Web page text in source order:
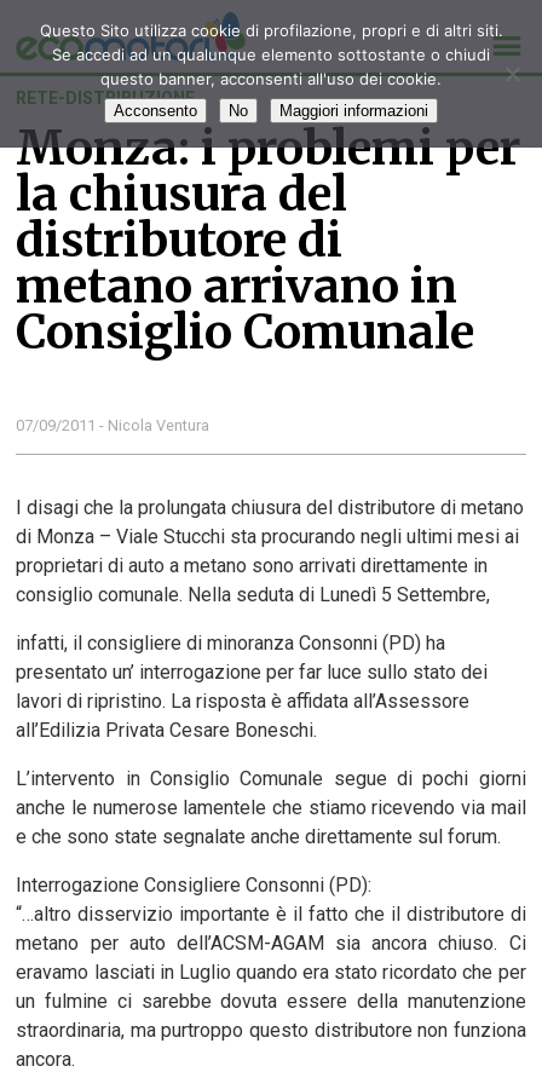
RETE-DISTRIBUZIONE
Monza: i problemi per
la chiusura del
distributore di
metano arrivano in
Consiglio Comunale
07/09/2011 - Nicola Ventura
I disagi che la prolungata chiusura del distributore di metano
di Monza – Viale Stucchi sta procurando negli ultimi mesi ai
proprietari di auto a metano sono arrivati direttamente in
consiglio comunale. Nella seduta di Lunedì 5 Settembre,
infatti, il consigliere di minoranza Consonni (PD) ha
presentato un’ interrogazione per far luce sullo stato dei
lavori di ripristino. La risposta è affidata all’Assessore
all’Edilizia Privata Cesare Boneschi.
L’intervento in Consiglio Comunale segue di pochi giorni
anche le numerose lamentele che stiamo ricevendo via mail
e che sono state segnalate anche direttamente sul forum.
Interrogazione Consigliere Consonni (PD):
“…altro disservizio importante è il fatto che il distributore di
metano per auto dell’ACSM-AGAM sia ancora chiuso. Ci
eravamo lasciati in Luglio quando era stato ricordato che per
un fulmine ci sarebbe dovuta essere della manutenzione
straordinaria, ma purtroppo questo distributore non funziona
ancora.
Questo Sito utilizza cookie di profilazione, propri e di altri siti.
Se accedi ad un qualunque elemento sottostante o chiudi
questo banner, acconsenti all'uso dei cookie.
Acconsento No Maggiori informazioni